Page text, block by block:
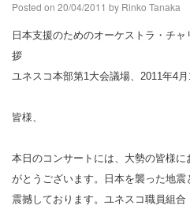
Posted on 20/04/2011 by Rinko Tanaka
日本支援のためのオーケストラ・チ
拶
ユネスコ本部第1大会議場、2011年4
皆様、
本日のコンサートには、大勢の皆様
がとうございます。日本を襲った地
震撼しております。ユネスコ職員組